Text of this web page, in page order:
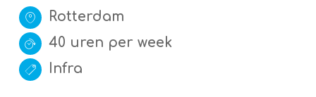
Rotterdam
40 uren per week
Infra